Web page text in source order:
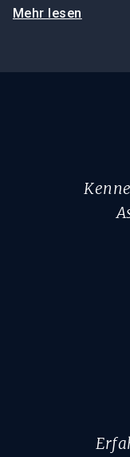
Mehr lesen